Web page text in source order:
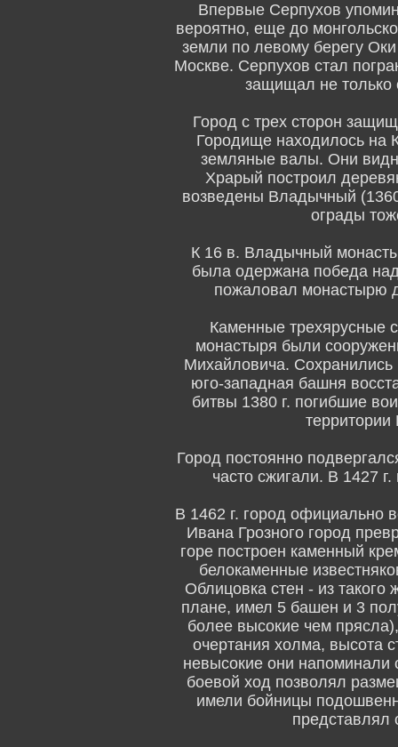
Впервые Серпухов
вероятно, еще до
земли по левому берегу
Москве. Серпухов стал
защищал не только
Город с трех сторон
Городище находилось на
земляные валы. Они
Храрый построил
возведены Владычный
ограды
К 16 в. Владычный
была одержана победа
пожаловал монастырю
Каменные трехярусные
монастыря были
Михайловича. Сохранились
юго-западная башня
битвы 1380 г. погибшие
Город постоянно
часто сжигали. В 1427
В 1462 г. город официально
Ивана Грозного город
горе построен каменный
белокаменные
Облицовка стен - из
плане, имел 5 башен и 3
более высокие чем
очертания холма, высота
невысокие они напоминали
боевой ход позволял
имели бойницы
представлял